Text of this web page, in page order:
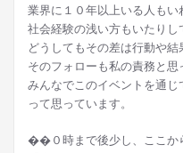
業界に１０年以上いる人もい
社会経験の浅い方もいたりし
どうしてもその差は行動や結
そのフォローも私の責務と思
みんなでこのイベントを通じ
って思っています。
��０時まで後少し、ここか